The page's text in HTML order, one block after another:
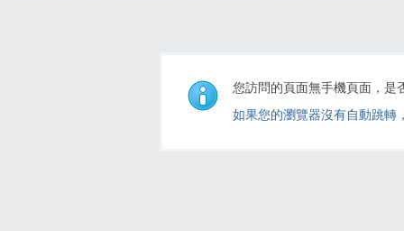
您訪問的頁面無手機頁面，是
如果您的瀏覽器沒有自動跳轉